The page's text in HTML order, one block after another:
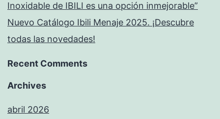
Inoxidable de IBILI es una opción inmejorable”
Nuevo Catálogo Ibili Menaje 2025. ¡Descubre
todas las novedades!
Recent Comments
Archives
abril 2026